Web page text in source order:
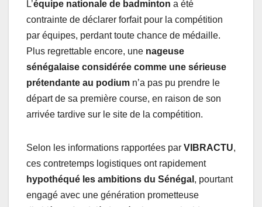
L’équipe nationale de badminton a été
contrainte de déclarer forfait pour la compétition
par équipes, perdant toute chance de médaille.
Plus regrettable encore, une nageuse
sénégalaise considérée comme une sérieuse
prétendante au podium n’a pas pu prendre le
départ de sa première course, en raison de son
arrivée tardive sur le site de la compétition.
Selon les informations rapportées par VIBRACTU,
ces contretemps logistiques ont rapidement
hypothéqué les ambitions du Sénégal , pourtant
engagé avec une génération prometteuse